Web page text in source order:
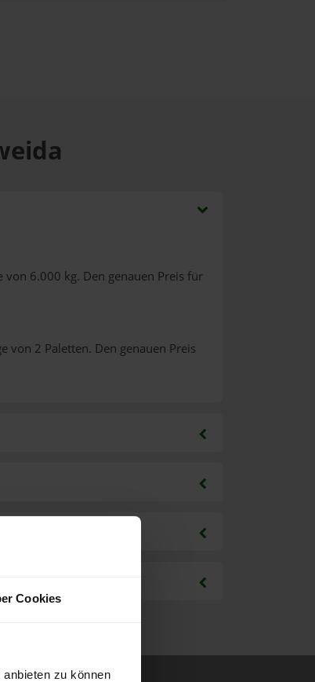
Cookies
zu können
von 6.000 kg. Den genauen Preis für
von 2 Paletten. Den genauen Preis